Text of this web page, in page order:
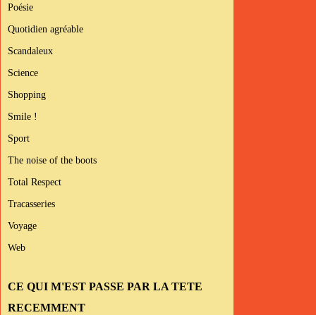
Poésie
Quotidien agréable
Scandaleux
Science
Shopping
Smile !
Sport
The noise of the boots
Total Respect
Tracasseries
Voyage
Web
CE QUI M'EST PASSE PAR LA TETE
RECEMMENT